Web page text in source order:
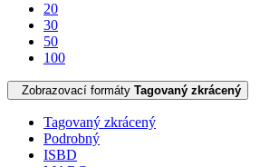
20
30
50
100
Zobrazovací formáty Tagovaný zkrácený
Tagovaný zkrácený
Podrobný
ISBD